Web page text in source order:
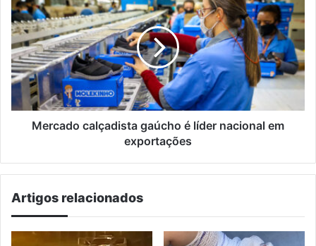
calçadista
gaúcho
é
líder
nacional
em
exportações
Mercado calçadista gaúcho é líder nacional em
exportações
Artigos relacionados